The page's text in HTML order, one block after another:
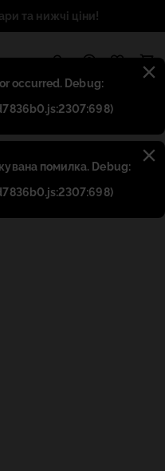
occurred. Debug:
помилка. Debug:
та нижчі ціни!